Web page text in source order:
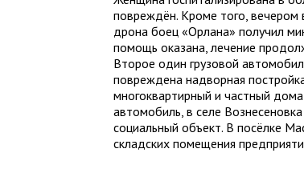
повреждён. Кроме того, вечером
дрона боец «Орлана» получил
помощь оказана, лечение
Второе один грузовой
повреждена надворная
многоквартирный и частный
автомобиль, в селе
социальный объект. В посёлке
складских помещения